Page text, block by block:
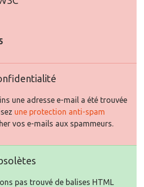
une adresse e-mail a été trouvée
une protection anti-spam
vos e-mails aux spammeurs.
pas trouvé de balises HTML